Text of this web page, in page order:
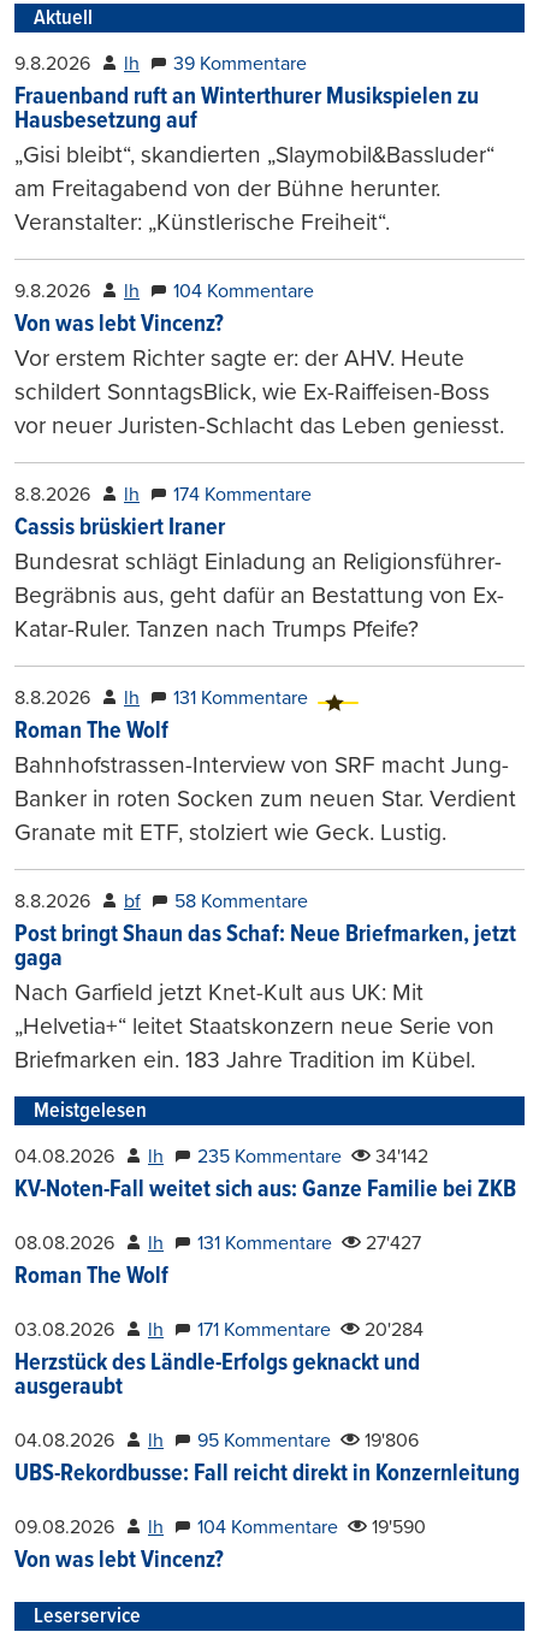
Aktuell
9.8.2026 lh 39 Kommentare
Frauenband ruft an Winterthurer Musikspielen zu
Hausbesetzung auf
„Gisi bleibt“, skandierten „Slaymobil&Bassluder“
am Freitagabend von der Bühne herunter.
Veranstalter: „Künstlerische Freiheit“.
9.8.2026 lh 104 Kommentare
Von was lebt Vincenz?
Vor erstem Richter sagte er: der AHV. Heute
schildert SonntagsBlick, wie Ex-Raiffeisen-Boss
vor neuer Juristen-Schlacht das Leben geniesst.
8.8.2026 lh 174 Kommentare
Cassis brüskiert Iraner
Bundesrat schlägt Einladung an Religionsführer-
Begräbnis aus, geht dafür an Bestattung von Ex-
Katar-Ruler. Tanzen nach Trumps Pfeife?
8.8.2026 lh 131 Kommentare
Roman The Wolf
Bahnhofstrassen-Interview von SRF macht Jung-
Banker in roten Socken zum neuen Star. Verdient
Granate mit ETF, stolziert wie Geck. Lustig.
8.8.2026 bf 58 Kommentare
Post bringt Shaun das Schaf: Neue Briefmarken, jetzt
gaga
Nach Garfield jetzt Knet-Kult aus UK: Mit
„Helvetia+“ leitet Staatskonzern neue Serie von
Briefmarken ein. 183 Jahre Tradition im Kübel.
Meistgelesen
04.08.2026 lh 235 Kommentare 34'142
KV-Noten-Fall weitet sich aus: Ganze Familie bei ZKB
08.08.2026 lh 131 Kommentare 27'427
Roman The Wolf
03.08.2026 lh 171 Kommentare 20'284
Herzstück des Ländle-Erfolgs geknackt und
ausgeraubt
04.08.2026 lh 95 Kommentare 19'806
UBS-Rekordbusse: Fall reicht direkt in Konzernleitung
09.08.2026 lh 104 Kommentare 19'590
Von was lebt Vincenz?
Leserservice